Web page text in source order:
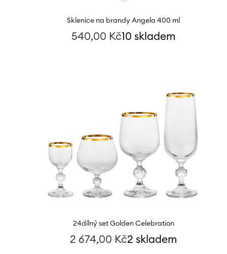
Sklenice na brandy Angela 400 ml
540,00 Kč10 skladem
24dílný set Golden Celebration
2 674,00 Kč2 skladem